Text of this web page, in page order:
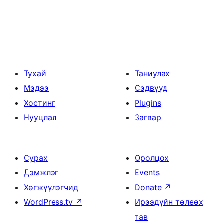
Тухай
Мэдээ
Хостинг
Нууцлал
Таниулах
Сэдвүүд
Plugins
Загвар
Сурах
Дэмжлэг
Хөгжүүлэгчид
WordPress.tv ↗
Оролцох
Events
Donate ↗
Ирээдүйн төлөөх
тав